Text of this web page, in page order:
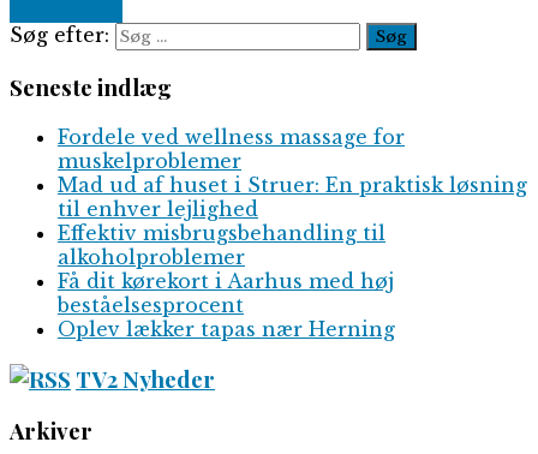
Søg efter:
Seneste indlæg
Fordele ved wellness massage for
muskelproblemer
Mad ud af huset i Struer: En praktisk løsning
til enhver lejlighed
Effektiv misbrugsbehandling til
alkoholproblemer
Få dit kørekort i Aarhus med høj
beståelsesprocent
Oplev lækker tapas nær Herning
TV2 Nyheder
Arkiver